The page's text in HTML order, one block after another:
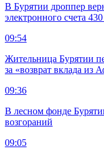
В Бурятии дроппер
электронного счета
09:54
Жительница Бурятии
за «возврат вклада из
09:36
В лесном фонде
возгораний
09:05